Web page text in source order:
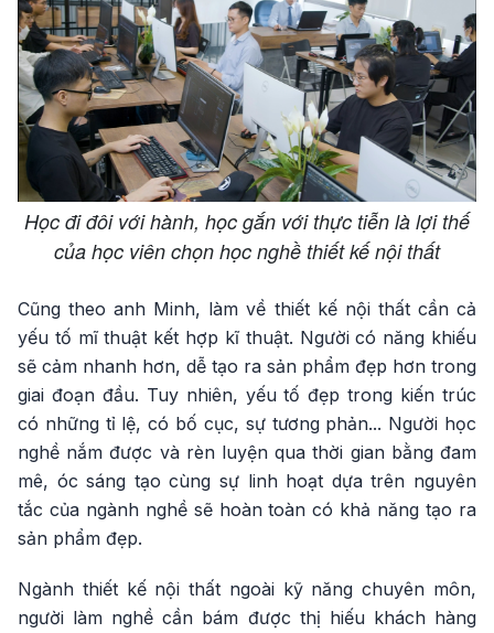
Học đi đôi với hành, học gắn với thực tiễn là lợi thế
của học viên chọn học nghề thiết kế nội thất
Cũng theo anh Minh, làm về thiết kế nội thất cần cả
yếu tố mĩ thuật kết hợp kĩ thuật. Người có năng khiếu
sẽ cảm nhanh hơn, dễ tạo ra sản phẩm đẹp hơn trong
giai đoạn đầu. Tuy nhiên, yếu tố đẹp trong kiến trúc
có những tỉ lệ, có bố cục, sự tương phản... Người học
nghề nắm được và rèn luyện qua thời gian bằng đam
mê, óc sáng tạo cùng sự linh hoạt dựa trên nguyên
tắc của ngành nghề sẽ hoàn toàn có khả năng tạo ra
sản phẩm đẹp.
Ngành thiết kế nội thất ngoài kỹ năng chuyên môn,
người làm nghề cần bám được thị hiếu khách hàng